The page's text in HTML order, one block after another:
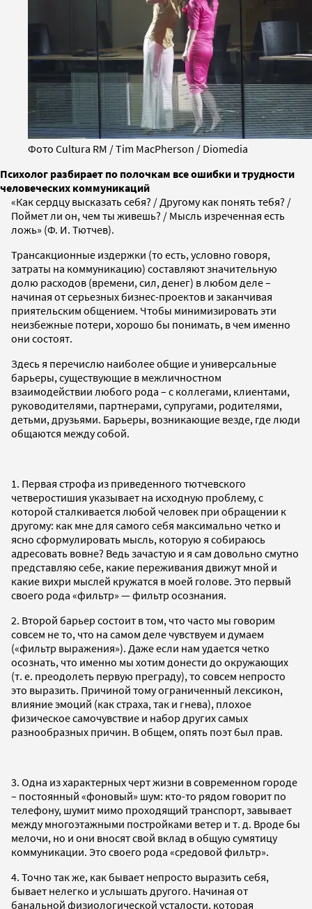
Фото Cultura RM / Tim MacPherson / Diomedia
Психолог разбирает по полочкам все ошибки и трудности
человеческих коммуникаций
«Как сердцу высказать себя? / Другому как понять тебя? /
Поймет ли он, чем ты живешь? / Мысль изреченная есть
ложь» (Ф. И. Тютчев).
Трансакционные издержки (то есть, условно говоря,
затраты на коммуникацию) составляют значительную
долю расходов (времени, сил, денег) в любом деле –
начиная от серьезных бизнес-проектов и заканчивая
приятельским общением. Чтобы минимизировать эти
неизбежные потери, хорошо бы понимать, в чем именно
они состоят.
Здесь я перечислю наиболее общие и универсальные
барьеры, существующие в межличностном
взаимодействии любого рода – с коллегами, клиентами,
руководителями, партнерами, супругами, родителями,
детьми, друзьями. Барьеры, возникающие везде, где люди
общаются между собой.
1. Первая строфа из приведенного тютчевского
четверостишия указывает на исходную проблему, с
которой сталкивается любой человек при обращении к
другому: как мне для самого себя максимально четко и
ясно сформулировать мысль, которую я собираюсь
адресовать вовне? Ведь зачастую и я сам довольно смутно
представляю себе, какие переживания движут мной и
какие вихри мыслей кружатся в моей голове. Это первый
своего рода «фильтр» — фильтр осознания.
2. Второй барьер состоит в том, что часто мы говорим
совсем не то, что на самом деле чувствуем и думаем
(«фильтр выражения»). Даже если нам удается четко
осознать, что именно мы хотим донести до окружающих
(т. е. преодолеть первую преграду), то совсем непросто
это выразить. Причиной тому ограниченный лексикон,
влияние эмоций (как страха, так и гнева), плохое
физическое самочувствие и набор других самых
разнообразных причин. В общем, опять поэт был прав.
3. Одна из характерных черт жизни в современном городе
– постоянный «фоновый» шум: кто-то рядом говорит по
телефону, шумит мимо проходящий транспорт, завывает
между многоэтажными постройками ветер и т. д. Вроде бы
мелочи, но и они вносят свой вклад в общую сумятицу
коммуникации. Это своего рода «средовой фильтр».
4. Точно так же, как бывает непросто выразить себя,
бывает нелегко и услышать другого. Начиная от
банальной физиологической усталости, которая